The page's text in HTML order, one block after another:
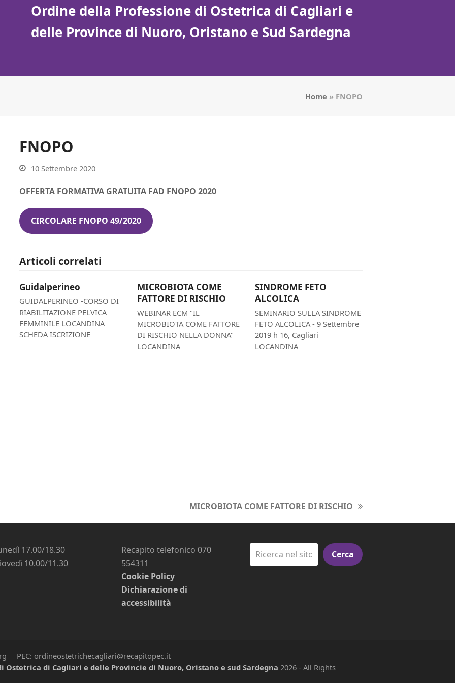
Ordine della Professione di Ostetrica di Cagliari e
delle Province di Nuoro, Oristano e Sud Sardegna
Home » FNOPO
FNOPO
10 Settembre 2020
OFFERTA FORMATIVA GRATUITA FAD FNOPO 2020
CIRCOLARE FNOPO 49/2020
Articoli correlati
Guidalperineo
GUIDALPERINEO -CORSO DI
RIABILITAZIONE PELVICA
FEMMINILE LOCANDINA
SCHEDA ISCRIZIONE
MICROBIOTA COME
FATTORE DI RISCHIO
WEBINAR ECM "IL
MICROBIOTA COME FATTORE
DI RISCHIO NELLA DONNA"
LOCANDINA
SINDROME FETO
ALCOLICA
SEMINARIO SULLA SINDROME
FETO ALCOLICA - 9 Settembre
2019 h 16, Cagliari
LOCANDINA
next
post:
MICROBIOTA COME FATTORE DI RISCHIO
17.00/18.30
10.00/11.30
Recapito telefonico 070
554311
Cookie Policy
Dichiarazione di
accessibilità
Cerca
PEC: ordineostetrichecagliari@recapitopec.it
Ostetrica di Cagliari e delle Provincie di Nuoro, Oristano e sud Sardegna 2026 - All Rights